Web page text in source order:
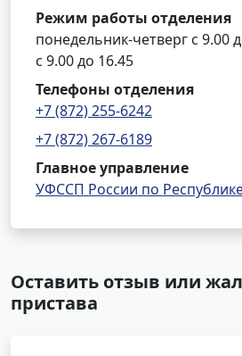
Режим работы отделения
понедельник-четверг с 9.00
с 9.00 до 16.45
Телефоны отделения
+7 (872) 255-6242
+7 (872) 267-6189
Главное управление
УФССП России по
Оставить отзыв или
пристава